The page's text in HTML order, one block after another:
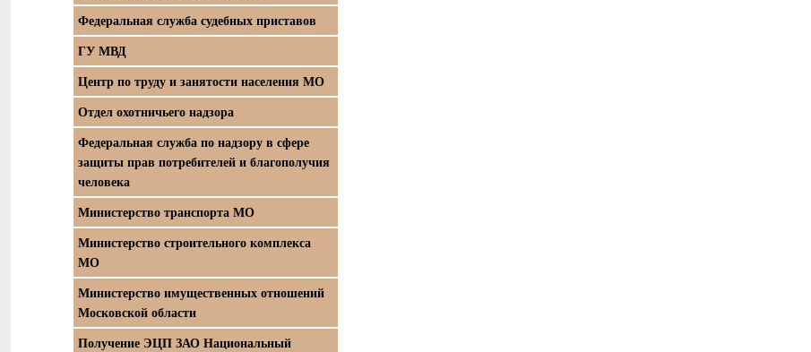
Федеральная служба судебных приставов
ГУ МВД
Центр по труду и занятости населения МО
Отдел охотничьего надзора
Федеральная служба по надзору в сфере
защиты прав потребителей и благополучия
человека
Министерство транспорта МО
Министерство строительного комплекса
МО
Министерство имущественных отношений
Московской области
Получение ЭЦП ЗАО Национальный